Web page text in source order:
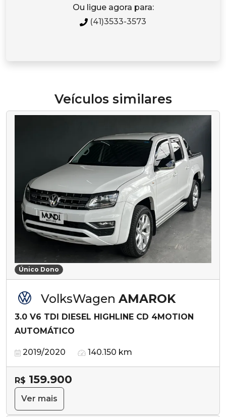
Ou ligue agora para:
(41)3533-3573
Veículos similares
Único Dono
VolksWagen AMAROK
3.0 V6 TDI DIESEL HIGHLINE CD 4MOTION
AUTOMÁTICO
2019/2020 140.150 km
R$ 159.900
Ver mais